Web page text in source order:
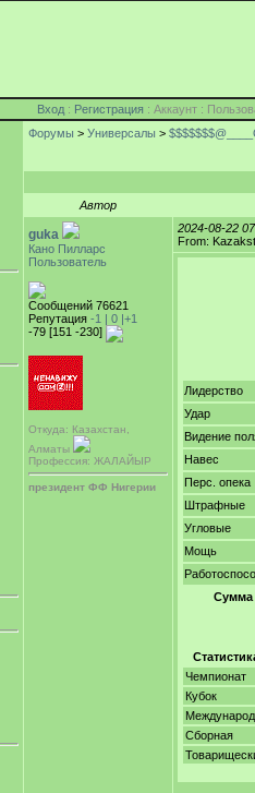
Вход : Регистрация : Аккаунт :
Форумы > Универсалы >
Автор
guka
Кано Пилларс
Пользователь
Сообщений 76621
Репутация -1 | 0 |+1
-79 [151 -230]
Откуда: Казахстан,
Алматы
Профессия: ЖАЛАЙЫР
президент ФФ Нигерии
2024-08-22
From:
Лидерство
Удар
Видение
Навес
Перс. опека
Штрафные
Угловые
Мощь
Сумма
Чемпионат
Кубок
Сборная